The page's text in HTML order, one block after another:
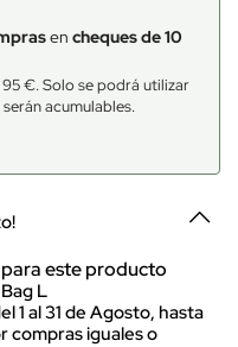
en cheques de 10
€. Solo se podrá utilizar
acumulables.
este producto
L
1 al 31 de Agosto, hasta
compras iguales o